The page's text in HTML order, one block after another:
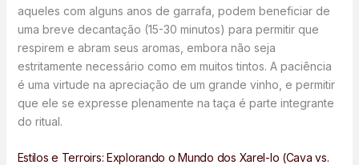
aqueles com alguns anos de garrafa, podem beneficiar de
uma breve decantação (15-30 minutos) para permitir que
respirem e abram seus aromas, embora não seja
estritamente necessário como em muitos tintos. A paciência
é uma virtude na apreciação de um grande vinho, e permitir
que ele se expresse plenamente na taça é parte integrante
do ritual.
Estilos e Terroirs: Explorando o Mundo dos Xarel-lo (Cava vs.